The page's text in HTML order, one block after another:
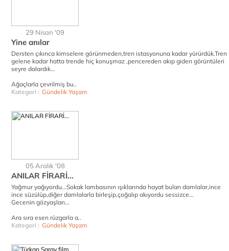
29 Nisan '09
Yine anılar
Dersten çıkınca kimselere görünmeden,tren istasyonuna kadar yürürdük.Tren
gelene kadar hatta trende hiç konuşmaz ,pencereden akıp giden görüntüleri
seyre dalardık...
Ağaçlarla çevrilmiş bu..
Kategori : Gündelik Yaşam
05 Aralık '08
ANILAR FİRARİ...
Yağmur yağıyordu...Sokak lambasının ışıklarında hayat bulan damlalar,ince
ince süzülüp,diğer damlalarla birleşip,çoğalıp akıyordu sessizce...
Gecenin gözyaşları...
Ara sıra esen rüzgarla a..
Kategori : Gündelik Yaşam